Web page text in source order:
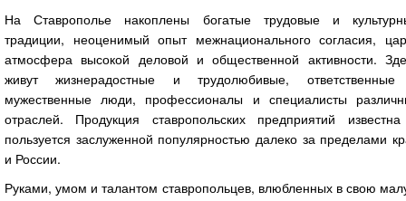
На Ставрополье накоплены богатые трудовые и
традиции, неоценимый опыт межнационального согласия,
атмосфера высокой деловой и общественной активности.
живут жизнерадостные и трудолюбивые,
мужественные люди, профессионалы и специалисты
отраслей. Продукция ставропольских предприятий
пользуется заслуженной популярностью далеко за пределами
и России.
Руками, умом и талантом ставропольцев, влюбленных в свою